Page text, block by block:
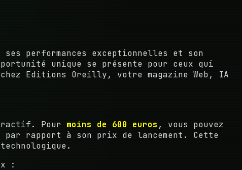
ses performances exceptionnelles et son
unique se présente pour ceux qui
Editions Oreilly, votre magazine Web, IA
Pour moins de 600 euros , vous pouvez
par rapport à son prix de lancement. Cette
: